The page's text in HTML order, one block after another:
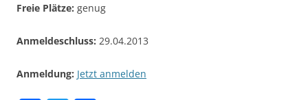
Freie Plätze: genug
Anmeldeschluss: 29.04.2013
Anmeldung: Jetzt anmelden